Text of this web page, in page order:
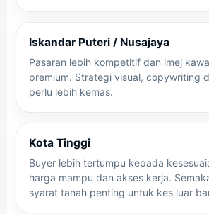
Iskandar Puteri / Nusajaya
Pasaran lebih kompetitif dan imej
premium. Strategi visual, copywriting
perlu lebih kemas.
Kota Tinggi
Buyer lebih tertumpu kepada
harga mampu dan akses kerja.
syarat tanah penting untuk kes luar